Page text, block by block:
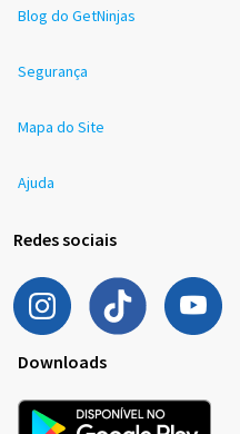
Blog do GetNinjas
Segurança
Mapa do Site
Ajuda
Redes sociais
Downloads